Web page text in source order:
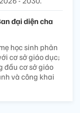
đại diện cha
học sinh phản
cơ sở giáo dục;
đầu cơ sở giáo
và công khai